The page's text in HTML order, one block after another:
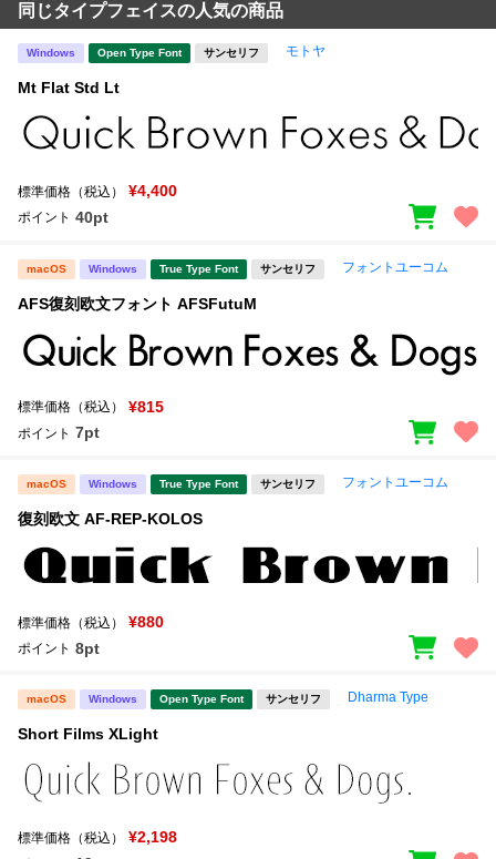
同じタイプフェイスの人気の商品
Windows Open Type Font サンセリフ モトヤ
Mt Flat Std Lt
標準価格（税込） ¥4,400
ポイント 40pt
macOS Windows True Type Font サンセリフ フォントユーコム
AFS復刻欧文フォント AFSFutuM
標準価格（税込） ¥815
ポイント 7pt
macOS Windows True Type Font サンセリフ フォントユーコム
復刻欧文 AF-REP-KOLOS
標準価格（税込） ¥880
ポイント 8pt
macOS Windows Open Type Font サンセリフ Dharma Type
Short Films XLight
標準価格（税込） ¥2,198